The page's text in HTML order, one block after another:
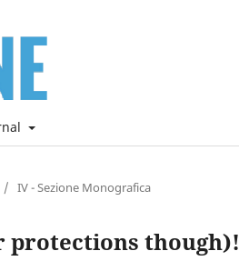
/ IV - Sezione Monografica
protections though)!